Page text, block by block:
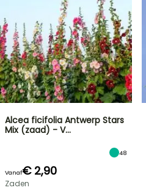
Alcea ficifolia Antwerp Stars
Mix (zaad) - V…
48
Vanaf€ 2,90
Zaden